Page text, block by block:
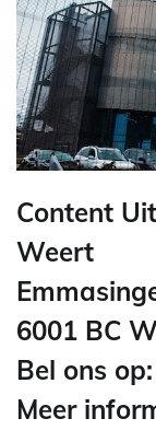
Content
Weert
6001 BC
Bel ons
Meer